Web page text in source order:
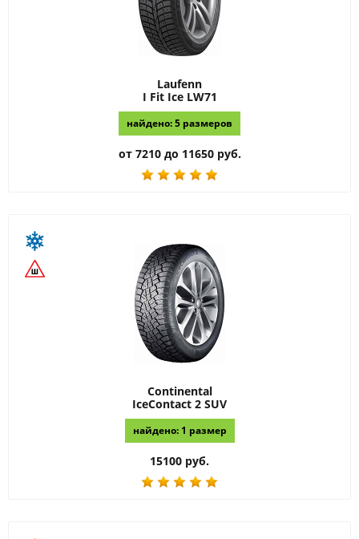
Laufenn
I Fit Ice LW71
найдено: 5 размеров
от 7210 до 11650 руб.
Continental
IceContact 2 SUV
найдено: 1 размер
15100 руб.